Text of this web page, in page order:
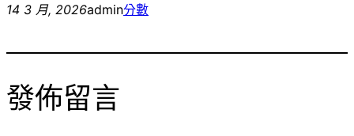
14 3 月, 2026admin分數
發佈留言